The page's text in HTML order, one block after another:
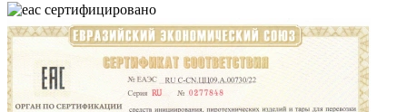
cертифицировано